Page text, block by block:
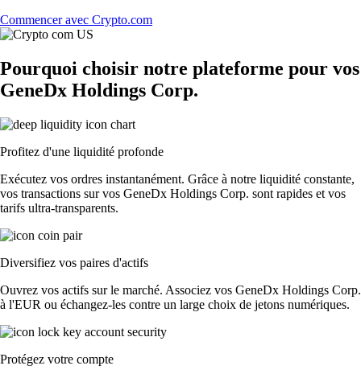
Commencer avec Crypto.com
Pourquoi choisir notre plateforme pour vos
GeneDx Holdings Corp.
Profitez d'une liquidité profonde
Exécutez vos ordres instantanément. Grâce à notre liquidité constante,
vos transactions sur vos GeneDx Holdings Corp. sont rapides et vos
tarifs ultra-transparents.
Diversifiez vos paires d'actifs
Ouvrez vos actifs sur le marché. Associez vos GeneDx Holdings Corp.
à l'EUR ou échangez-les contre un large choix de jetons numériques.
Protégez votre compte